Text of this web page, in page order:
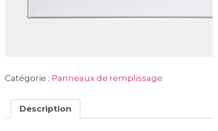
Catégorie : Panneaux de remplissage
Description